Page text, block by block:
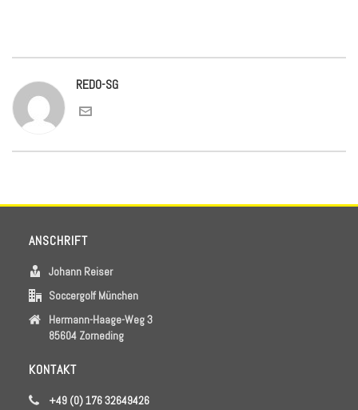
REDO-SG
ANSCHRIFT
Johann Reiser
Soccergolf München
Hermann-Haage-Weg 3
85604 Zorneding
KONTAKT
+49 (0) 176 32649426